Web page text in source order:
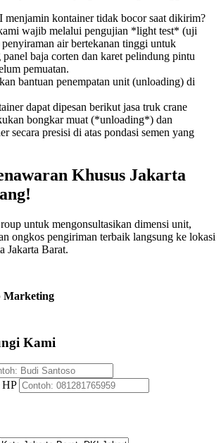
menjamin kontainer tidak bocor saat dikirim?
wajib melalui pengujian *light test* (uji
penyiraman air bertekanan tinggi untuk
baja corten dan karet pelindung pintu
pemuatan.
bantuan penempatan unit (unloading) di
dapat dipesan berikut jasa truk crane
bongkar muat (*unloading*) dan
secara presisi di atas pondasi semen yang
Khusus Jakarta
untuk mengonsultasikan dimensi unit,
ongkos pengiriman terbaik langsung ke lokasi
Jakarta Barat.
Marketing
Kami